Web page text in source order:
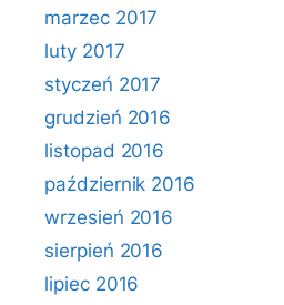
marzec 2017
luty 2017
styczeń 2017
grudzień 2016
listopad 2016
październik 2016
wrzesień 2016
sierpień 2016
lipiec 2016